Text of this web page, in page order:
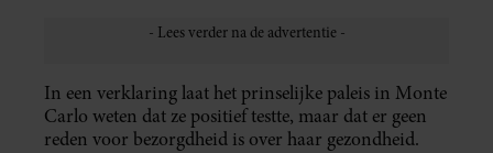
In een verklaring laat het prinselijke paleis in Monte
Carlo weten dat ze positief testte, maar dat er geen
reden voor bezorgdheid is over haar gezondheid.